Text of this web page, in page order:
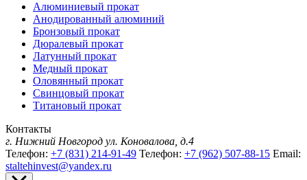
Алюминиевый прокат
Анодированный алюминий
Бронзовый прокат
Дюралевый прокат
Латунный прокат
Медный прокат
Оловянный прокат
Свинцовый прокат
Титановый прокат
Контакты
г. Нижний Новгород ул. Коновалова, д.4
Телефон: +7 (831) 214-91-49 Телефон: +7 (962) 507-88-15 Email:
staltehinvest@yandex.ru